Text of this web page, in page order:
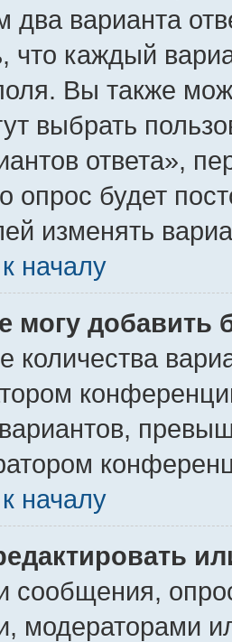
два варианта
что каждый
Вы также
выбрать
ответа»,
опрос будет
изменять
началу
могу добавить
количества
началу
сообщения,
модераторами